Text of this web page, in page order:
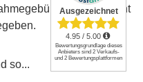
wenn nicht
so...